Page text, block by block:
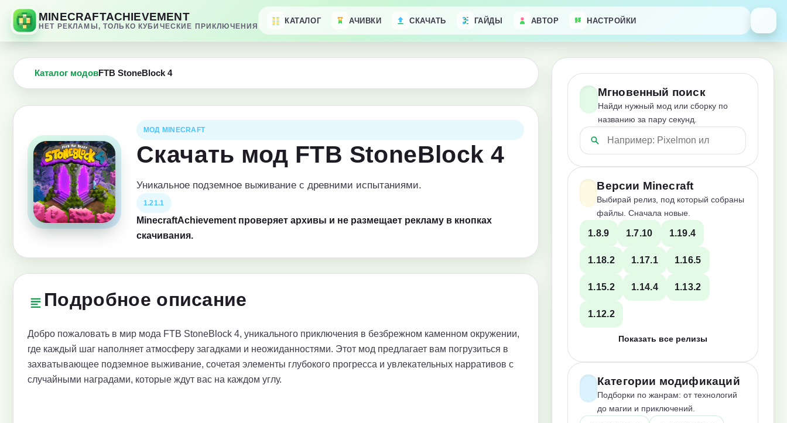
MINECRAFTACHIEVEMENT
НЕТ РЕКЛАМЫ, ТОЛЬКО КУБИЧЕСКИЕ ПРИКЛЮЧЕНИЯ
КАТАЛОГ АЧИВКИ СКАЧАТЬ ГАЙДЫ АВТОР НАСТРОЙКИ
Каталог модовFTB StoneBlock 4
МОД MINECRAFT
Скачать мод FTB StoneBlock 4
Уникальное подземное выживание с древними испытаниями.
1.21.1
MinecraftAchievement проверяет архивы и не размещает рекламу в кнопках
скачивания.
Подробное описание
Добро пожаловать в мир мода FTB StoneBlock 4, уникального приключения в безбрежном каменном окружении,
где каждый шаг наполняет атмосферу загадками и неожиданностями. Этот мод предлагает вам погрузиться в
захватывающее подземное выживание, сочетая элементы глубокого прогресса и увлекательных нарративов с
случайными наградами, которые ждут вас на каждом углу.
Мгновенный поиск
Найди нужный мод или сборку по
названию за пару секунд.
Версии Minecraft
Выбирай релиз, под который собраны
файлы. Сначала новые.
1.8.9 1.7.10 1.19.4
1.18.2 1.17.1 1.16.5
1.15.2 1.14.4 1.13.2
1.12.2
Показать все релизы
Категории модификаций
Подборки по жанрам: от технологий
до магии и приключений.